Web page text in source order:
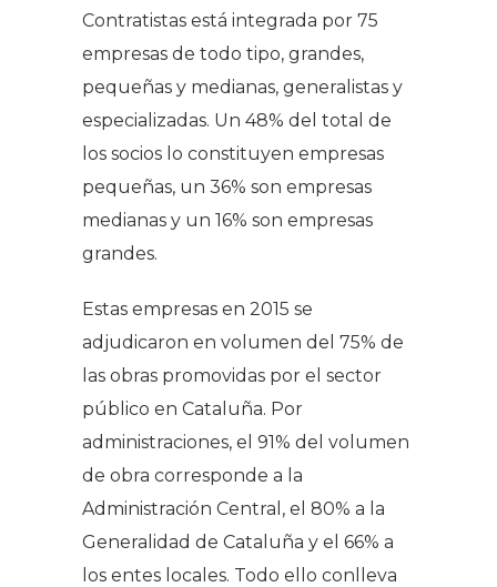
Contratistas está integrada por 75
empresas de todo tipo, grandes,
pequeñas y medianas, generalistas y
especializadas. Un 48% del total de
los socios lo constituyen empresas
pequeñas, un 36% son empresas
medianas y un 16% son empresas
grandes.
Estas empresas en 2015 se
adjudicaron en volumen del 75% de
las obras promovidas por el sector
público en Cataluña. Por
administraciones, el 91% del volumen
de obra corresponde a la
Administración Central, el 80% a la
Generalidad de Cataluña y el 66% a
los entes locales. Todo ello conlleva